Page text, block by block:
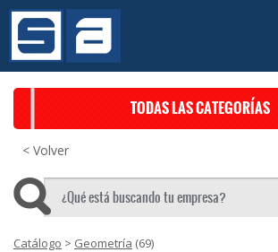
TODAS LAS CATEGORÍAS
< Volver
Catálogo > Geometría (69)